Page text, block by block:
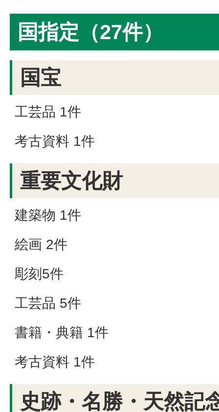
国指定（27件）
国宝
工芸品 1件
考古資料 1件
重要文化財
建築物 1件
絵画 2件
彫刻5件
工芸品 5件
書籍・典籍 1件
考古資料 1件
史跡・名勝・天然記